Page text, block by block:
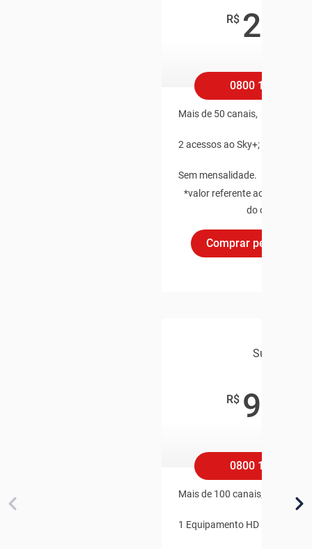
R$ 25
0800 100 1002
Mais de 50 canais,
2 acessos ao Sky+;
Sem mensalidade.
*valor referente ao
do cliente
Comprar pelo
Super
R$ 99
0800 100 1002
Mais de 100 canais;
1 Equipamento HD